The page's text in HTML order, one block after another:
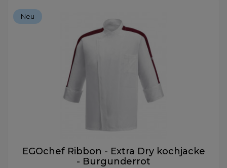
Neu
EGOchef Ribbon - Extra Dry kochjacke
- Burgunderrot